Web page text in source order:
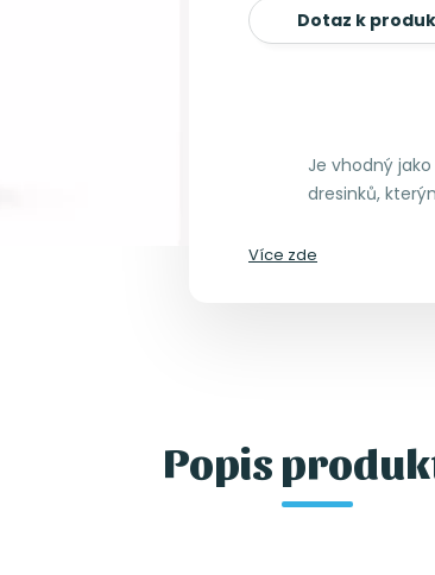
Dotaz k
Je vhodný
dresinků,
Více zde
Popis